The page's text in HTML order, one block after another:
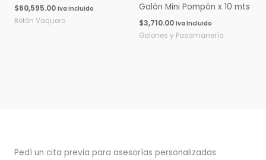
$60,595.00 Iva Incluido
Botón Vaquero
Galón Mini Pompón x 10 mts
$3,710.00 Iva Incluido
Galones y Pasamanería
Pedí un cita previa para asesorías personalizadas